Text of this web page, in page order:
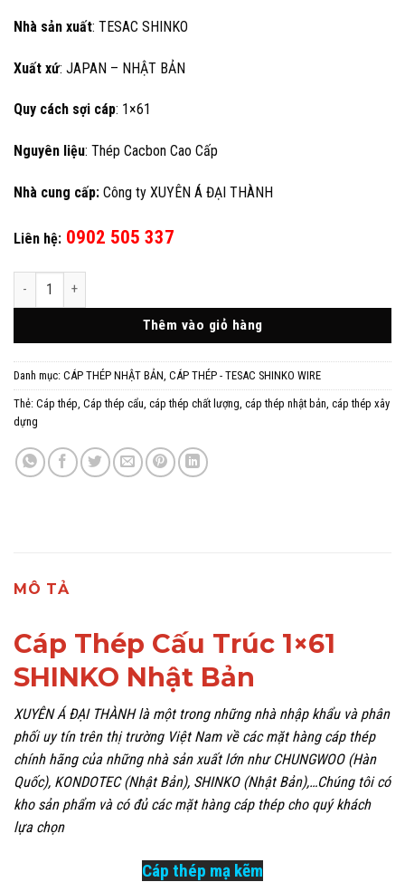
Nhà sản xuất: TESAC SHINKO
Xuất xứ: JAPAN – NHẬT BẢN
Quy cách sợi cáp: 1×61
Nguyên liệu: Thép Cacbon Cao Cấp
Nhà cung cấp: Công ty XUYÊN Á ĐẠI THÀNH
Liên hệ: 0902 505 337
Cáp Thép Cấu Trúc 1x61 SHINKO Nhật Bản số lượng
Thêm vào giỏ hàng
Danh mục: CÁP THÉP NHẬT BẢN, CÁP THÉP - TESAC SHINKO WIRE
Thẻ: Cáp thép, Cáp thép cẩu, cáp thép chất lượng, cáp thép nhật bản, cáp thép xây
dựng
MÔ TẢ
Cáp Thép Cấu Trúc 1×61
SHINKO Nhật Bản
XUYÊN Á ĐẠI THÀNH là một trong những nhà nhập khẩu và phân
phối uy tín trên thị trường Việt Nam về các mặt hàng cáp thép
chính hãng của những nhà sản xuất lớn như CHUNGWOO (Hàn
Quốc), KONDOTEC (Nhật Bản), SHINKO (Nhật Bản),…Chúng tôi có
kho sản phẩm và có đủ các mặt hàng cáp thép cho quý khách
lựa chọn
Cáp thép mạ kẽm